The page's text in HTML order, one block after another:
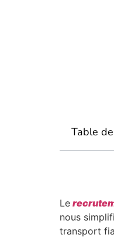
Table
Le
nous
transport